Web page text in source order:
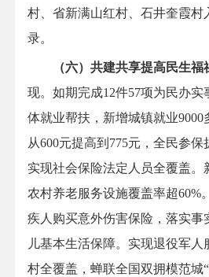
村、省新满山红村、石井奎霞村
录。
（六）共建共享提高民生福
现。如期完成12件57项为民办
体就业帮扶，新增城镇就业
从600元提高到775元，全民参保
实现社会保险法定人员全覆盖。
农村养老服务设施覆盖率超60%
疾人购买意外伤害保险，落实事
儿基本生活保障。实现退役军
村全覆盖，蝉联全国双拥模范城